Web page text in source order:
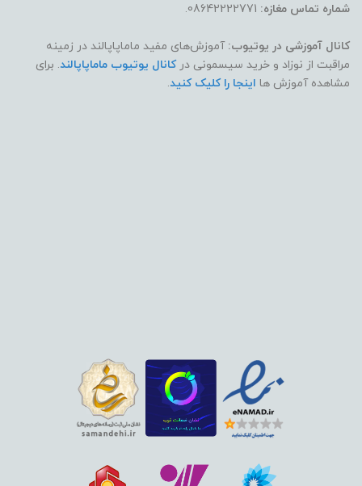
شماره تماس مغازه:
کانال آموزشی در یوتیوب: آموزش‌های مفید ماماپاپالند در زمینه
مراقبت از نوزاد و خرید سیسمونی درکانال یوتیوب ماماپاپالند. برای
مشاهده آموزش ها اینجا را کلیک کنید.